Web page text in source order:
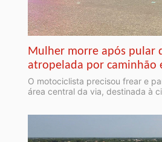
Mulher morre após pular
atropelada por caminhão
O motociclista precisou frear e
área central da via, destinada à